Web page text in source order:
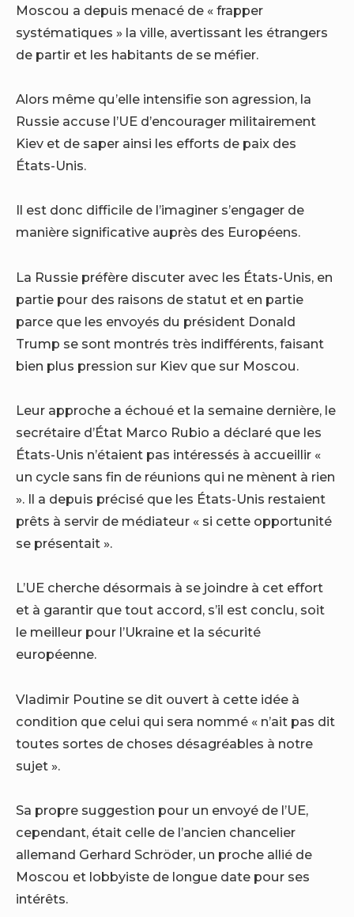
Moscou a depuis menacé de « frapper
systématiques » la ville, avertissant les étrangers
de partir et les habitants de se méfier.
Alors même qu’elle intensifie son agression, la
Russie accuse l’UE d’encourager militairement
Kiev et de saper ainsi les efforts de paix des
États-Unis.
Il est donc difficile de l’imaginer s’engager de
manière significative auprès des Européens.
La Russie préfère discuter avec les États-Unis, en
partie pour des raisons de statut et en partie
parce que les envoyés du président Donald
Trump se sont montrés très indifférents, faisant
bien plus pression sur Kiev que sur Moscou.
Leur approche a échoué et la semaine dernière, le
secrétaire d’État Marco Rubio a déclaré que les
États-Unis n’étaient pas intéressés à accueillir «
un cycle sans fin de réunions qui ne mènent à rien
». Il a depuis précisé que les États-Unis restaient
prêts à servir de médiateur « si cette opportunité
se présentait ».
L’UE cherche désormais à se joindre à cet effort
et à garantir que tout accord, s’il est conclu, soit
le meilleur pour l’Ukraine et la sécurité
européenne.
Vladimir Poutine se dit ouvert à cette idée à
condition que celui qui sera nommé « n’ait pas dit
toutes sortes de choses désagréables à notre
sujet ».
Sa propre suggestion pour un envoyé de l’UE,
cependant, était celle de l’ancien chancelier
allemand Gerhard Schröder, un proche allié de
Moscou et lobbyiste de longue date pour ses
intérêts.